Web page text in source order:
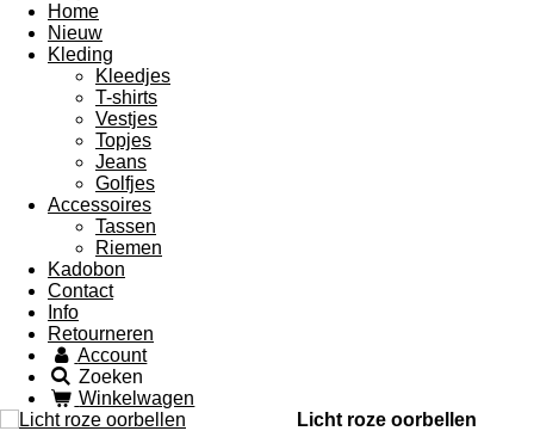
Home
Nieuw
Kleding
Kleedjes
T-shirts
Vestjes
Topjes
Jeans
Golfjes
Accessoires
Tassen
Riemen
Kadobon
Contact
Info
Retourneren
Account
Zoeken
Winkelwagen
Licht roze oorbellen